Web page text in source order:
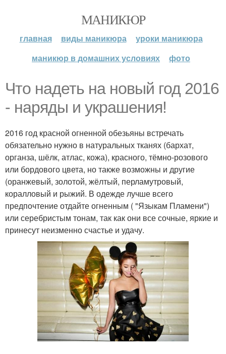
МАНИКЮР
главная виды маникюра
уроки маникюра
маникюр в домашних условиях
фото
Что надеть на новый год 2016
- наряды и украшения!
2016 год красной огненной обезьяны встречать
обязательно нужно в натуральных тканях (бархат,
органза, шёлк, атлас, кожа), красного, тёмно-розового
или бордового цвета, но также возможны и другие
(оранжевый, золотой, жёлтый, перламутровый,
коралловый и рыжий. В одежде лучше всего
предпочтение отдайте огненным ( "Языкам Пламени")
или серебристым тонам, так как они все сочные, яркие и
принесут неизменно счастье и удачу.